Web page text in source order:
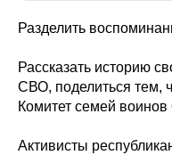
Разделить
Рассказать историю
СВО, поделиться тем,
Комитет семей
Активисты